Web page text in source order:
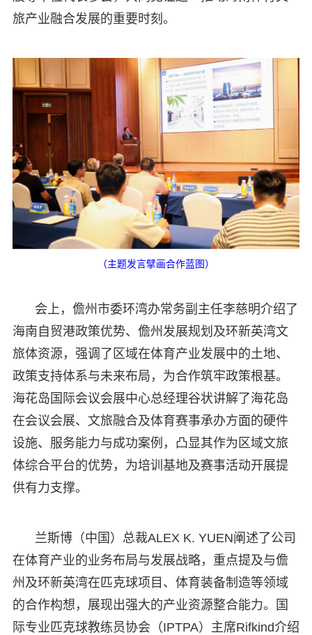
旅产业融合发展的重要时刻。
（主题发言擘画合作蓝图）
会上，儋州市委环湾办常务副主任李慈明介绍了
海南自贸港政策优势、儋州发展规划及环新英湾文
旅体资源，强调了区域在体育产业发展中的土地、
政策支持体系与未来布局，为合作筑牢政策根基。
海花岛国际会议会展中心总经理谷状讲解了海花岛
在会议会展、文旅融合及体育赛事承办方面的硬件
设施、服务能力与成功案例，凸显其作为区域文旅
体综合平台的优势，为培训基地及赛事活动开展提
供有力支撑。
兰斯博（中国）总裁ALEX K. YUEN阐述了公司
在体育产业的业务布局与发展战略，重点提及与儋
州及环新英湾在匹克球项目、体育装备制造等领域
的合作构想，展现出强大的产业资源整合能力。国
际专业匹克球教练员协会（IPTPA）主席Rifkind介绍